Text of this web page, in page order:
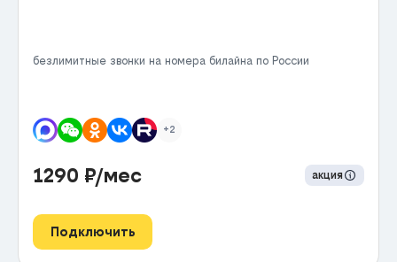
безлимитные звонки на номера билайна по России
+2
1290 ₽/мес акция
Подключить